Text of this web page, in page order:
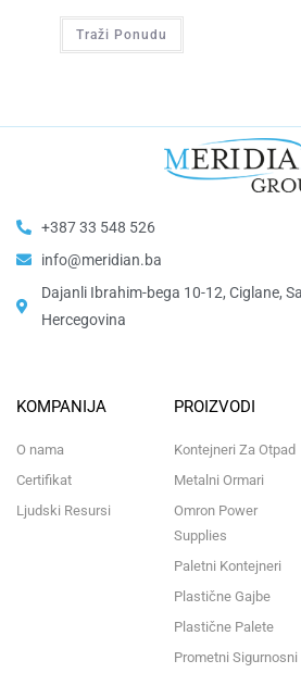
Traži Ponudu
+387 33 548 526
info@meridian.ba
Dajanli Ibrahim-bega 10-12, Ciglane,
Hercegovina​
KOMPANIJA
O nama
Certifikat
Ljudski Resursi
PROIZVODI
Kontejneri Za Otpad
Metalni Ormari
Omron Power
Supplies
Paletni Kontejneri
Plastične Gajbe
Plastične Palete
Prometni Sigurnosni